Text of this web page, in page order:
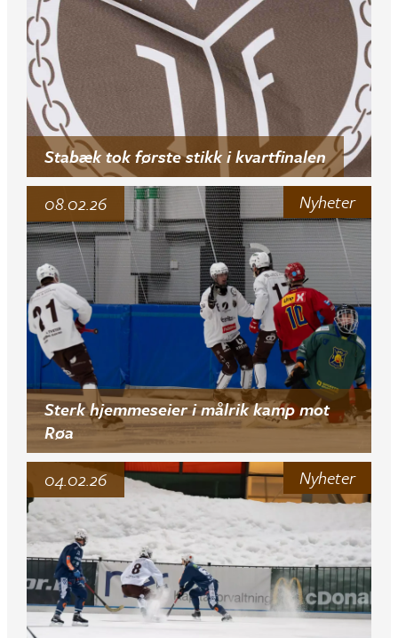
Stabæk tok første stikk i kvartfinalen
Nyheter
Sterk hjemmeseier i målrik kamp mot
Røa
08.02.26
Nyheter
04.02.26